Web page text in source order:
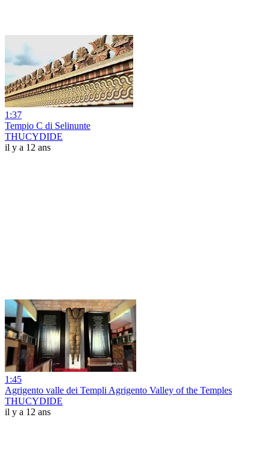
1:37
Tempio C di Selinunte
THUCYDIDE
il y a 12 ans
1:45
Agrigento valle dei Templi Agrigento Valley of the Temples
THUCYDIDE
il y a 12 ans